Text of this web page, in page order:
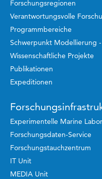
Forschungsregionen
Verantwortungsvolle
Programmbereiche
Schwerpunkt Modellierung -
Wissenschaftliche Projekte
Publikationen
Expeditionen
Experimentelle Marine
Forschungsdaten-Service
Forschungstauchzentrum
IT Unit
MEDIA Unit